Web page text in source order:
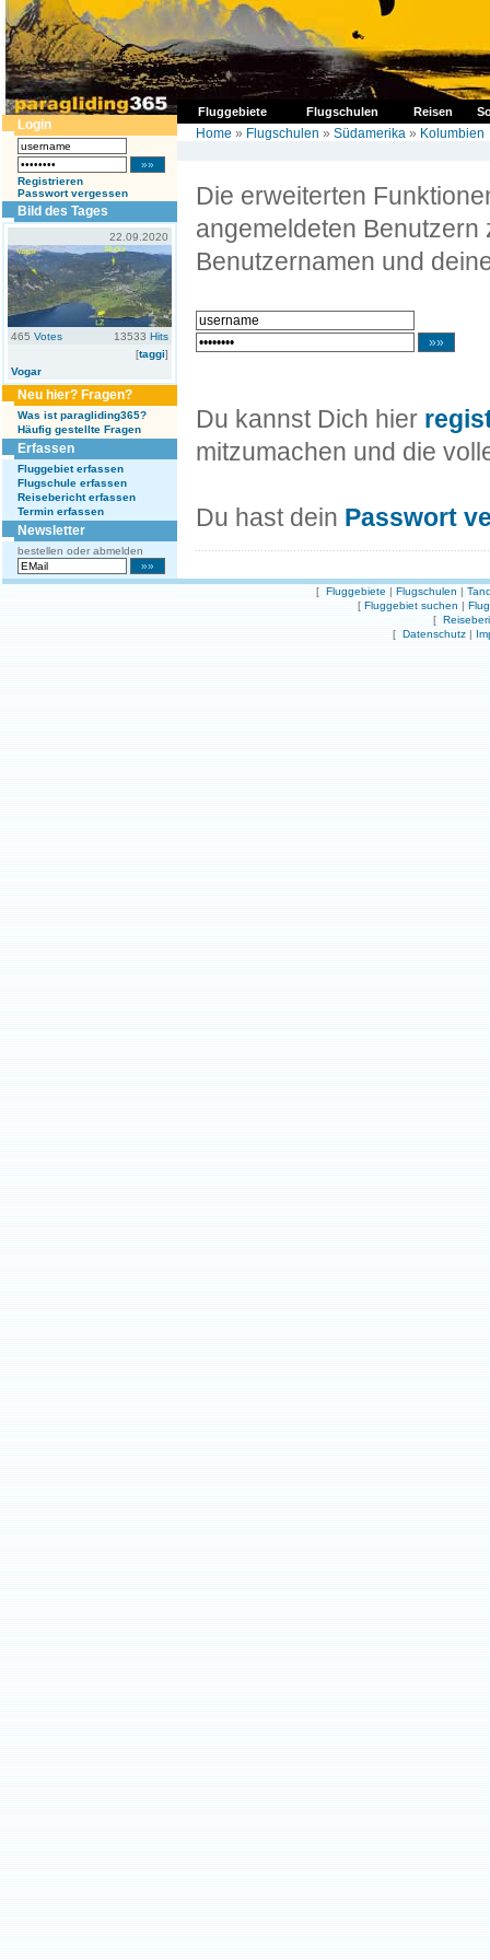
Fluggebiete Flugschulen Reisen
Login
Registrieren
Passwort vergessen
Bild des Tages
22.09.2020
465 Votes 13533 Hits
[taggi]
Vogar
Neu hier? Fragen?
Was ist paragliding365?
Häufig gestellte Fragen
Erfassen
Fluggebiet erfassen
Flugschule erfassen
Reisebericht erfassen
Termin erfassen
Newsletter
bestellen oder abmelden
Home » Flugschulen » Südamerika » Kolumbien
Die erweiterten
angemeldeten Benutzern
Benutzernamen und
Du kannst Dich hier
mitzumachen und die
Du hast dein Passwort
[ Fluggebiete | Flugschulen |
[ Fluggebiet suchen |
[
[ Datenschutz |